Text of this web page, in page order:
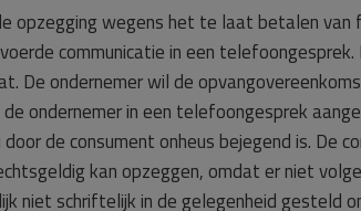
opzegging wegens het te laat betalen van
communicatie in een
De ondernemer wil de
ondernemer in een telefoongesprek
de consument onheus bejegend is. De
kan opzeggen, omdat er niet
niet schriftelijk in de gelegenheid gesteld